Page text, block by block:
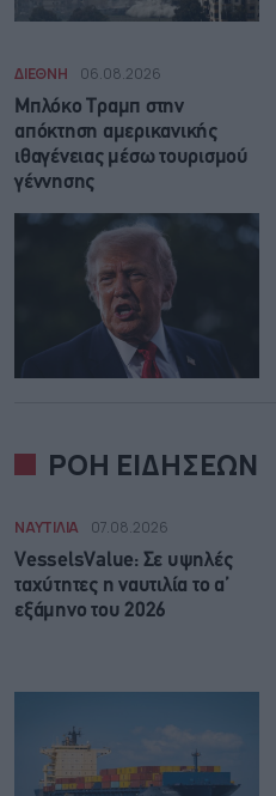
ΔΙΕΘΝΗ 06.08.2026
Μπλόκο Τραμπ στην
απόκτηση αμερικανικής
ιθαγένειας μέσω τουρισμού
γέννησης
ΡΟΗ ΕΙΔΗΣΕΩΝ
ΝΑΥΤΙΛΙΑ 07.08.2026
VesselsValue: Σε υψηλές
ταχύτητες η ναυτιλία το α’
εξάμηνο του 2026